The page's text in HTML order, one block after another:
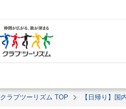
クラブツーリズム TOP 【日帰り】国